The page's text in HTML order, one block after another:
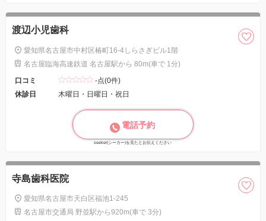
渡辺小児歯科
愛知県名古屋市中村区椿町16-4しらさぎビル1階
名古屋臨海高速鉄道 名古屋駅から 80m(車で 1分)
口コミ
-点(0件)
休診日
木曜日・日曜日・祝日
電話予約
seeker(シーカー)を見たとお伝えください
寺島歯科医院
愛知県名古屋市天白区福池1-245
名古屋市交通局 野並駅から920m(車で 3分)